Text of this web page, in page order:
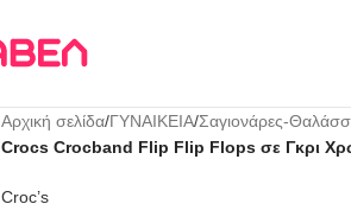
Αρχική σελίδα/ΓΥΝΑΙΚΕΙΑ/Σαγιονάρες-
Crocs Crocband Flip Flip Flops σε Γκρι
Croc’s